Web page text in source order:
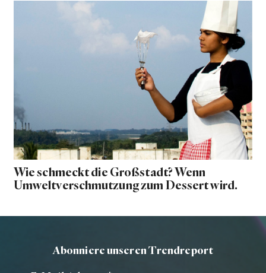
Wie schmeckt die Großstadt? Wenn
Umweltverschmutzung zum Dessert wird.
Abonniere unseren Trendreport